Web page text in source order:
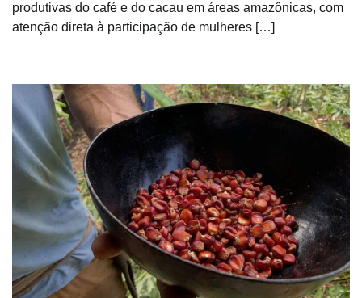
produtivas do café e do cacau em áreas amazônicas, com
atenção direta à participação de mulheres […]